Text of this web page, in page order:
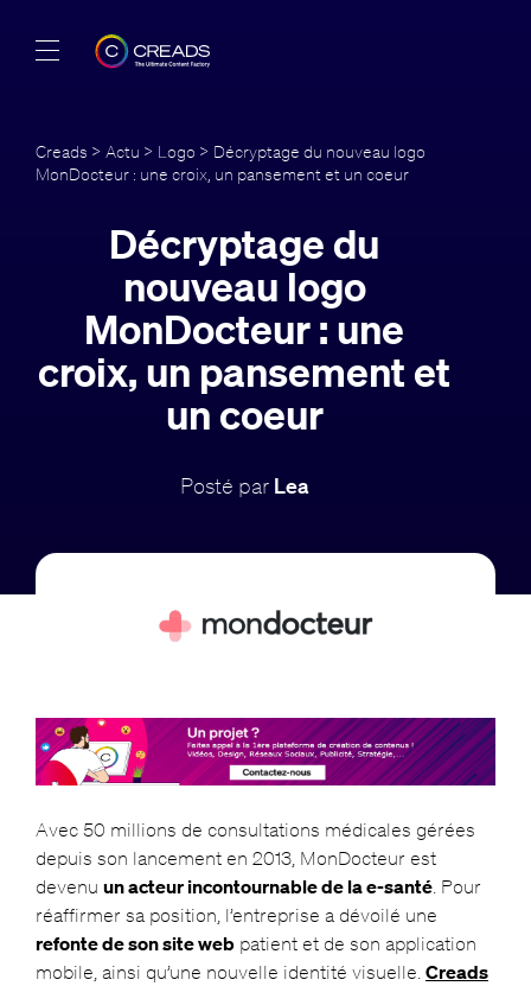
Offres
À propos
Blog
Creads > Actu > Logo > Décryptage du nouveau logo
MonDocteur : une croix, un pansement et un coeur
Décryptage du
nouveau logo
MonDocteur : une
croix, un pansement et
un coeur
Posté par Lea
Avec 50 millions de consultations médicales gérées
depuis son lancement en 2013, MonDocteur est
devenu un acteur incontournable de la e-santé. Pour
réaffirmer sa position, l’entreprise a dévoilé une
refonte de son site webpatient et de son application
mobile, ainsi qu’une nouvelle identité visuelle. Creads